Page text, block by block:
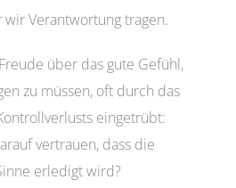
Verantwortung tragen.
über das gute Gefühl,
zu müssen, oft durch das
eingetrübt:
vertrauen, dass die
erledigt wird?